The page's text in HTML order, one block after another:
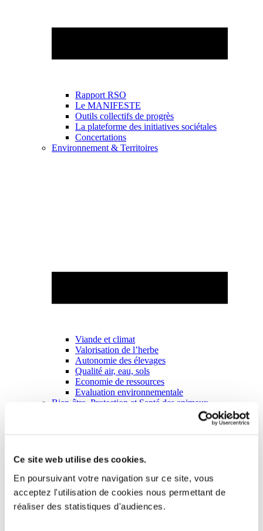
Ce site web utilise des cookies.
En poursuivant votre navigation sur ce site, vous
acceptez l'utilisation de cookies nous permettant de
réaliser des statistiques d'audiences.
Rapport RSO
Le MANIFESTE
Outils collectifs de progrès
La plateforme des initiatives sociétales
Concertations
Environnement & Territoires
Viande et climat
Valorisation de l’herbe
Autonomie des élevages
Qualité air, eau, sols
Economie de ressources
Evaluation environnementale
Bien-être, Protection et Santé des animaux